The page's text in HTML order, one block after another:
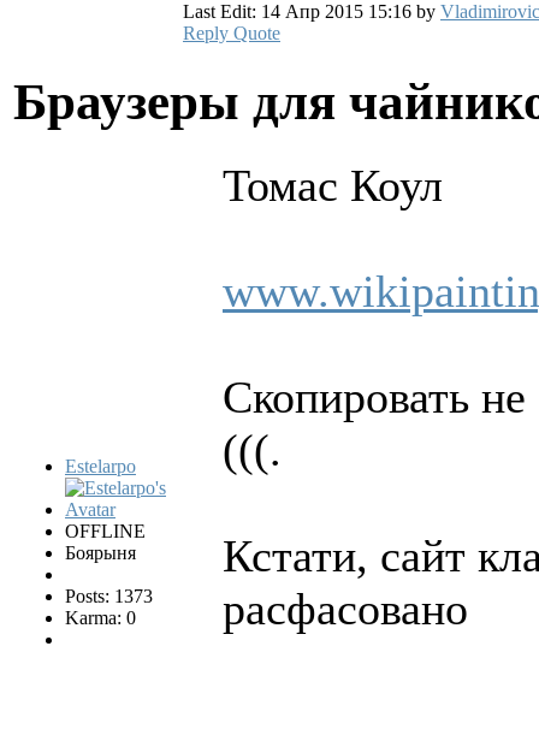
Last Edit: 14 Апр 2015 15:16 by
Reply Quote
Браузеры для
Estelarpo
OFFLINE
Боярыня
Posts: 1373
Karma: 0
Томас Коул
Скопировать
(((.
Кстати, сайт
расфасовано